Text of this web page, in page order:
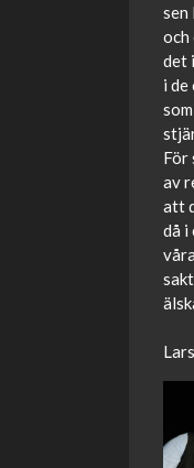
sen
och
det
i
För
av
att
då i